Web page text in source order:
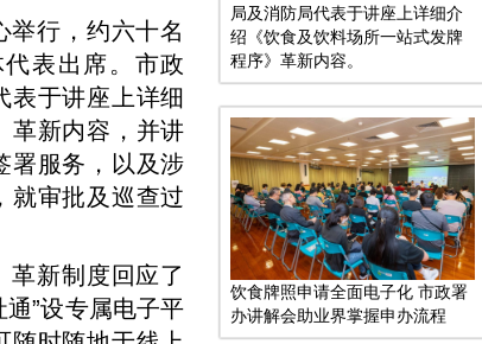
举行，约六十名
表出席。市政
表于讲座上详细
革新内容，并讲
署服务，以及涉
就审批及巡查过
革新制度回应了
”设专属电子平
局及消防局代表于讲座上详细介
绍《饮食及饮料场所一站式发牌
程序》革新内容。
饮食牌照申请全面电子化 市政署
办讲解会助业界掌握申办流程